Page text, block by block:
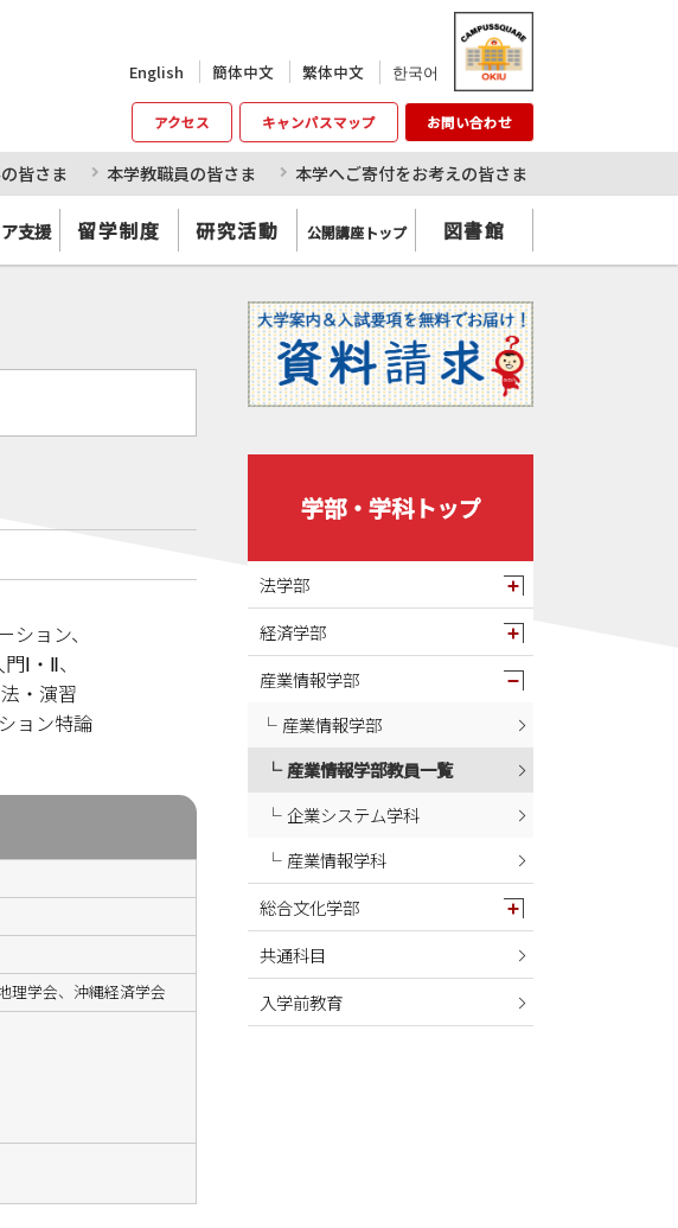
English 簡体中文 繁体中文 한국어
アクセス キャンパスマップ お問い合わせ
皆さま 本学教職員の皆さま 本学へご寄付をお考えの皆さま
支援 留学制度 研究活動 公開講座トップ 図書館
ョン、
・Ⅱ、
・演習
ョン特論
理学会、沖縄経済学会
学部・学科トップ
法学部
経済学部
産業情報学部
産業情報学部
産業情報学部教員一覧
企業システム学科
産業情報学科
総合文化学部
共通科目
入学前教育